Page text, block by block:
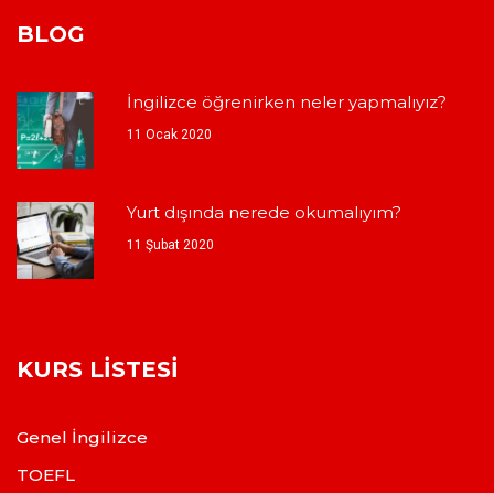
BLOG
İngilizce öğrenirken neler yapmalıyız?
11 Ocak 2020
Yurt dışında nerede okumalıyım?
11 Şubat 2020
KURS LISTESI
Genel İngilizce
TOEFL